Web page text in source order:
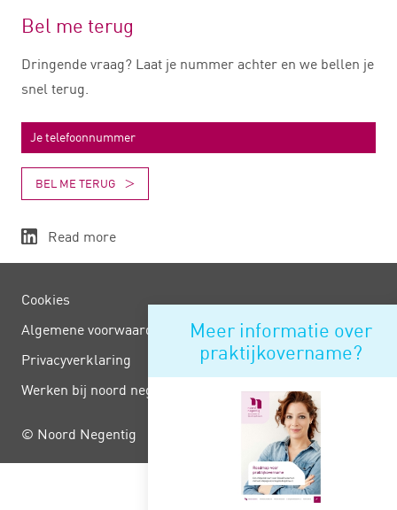
Meer informatie over
praktijkovername?
Bel me terug
Dringende vraag? Laat je nummer achter en we bellen je
snel terug.
BEL ME TERUG
Read more
Cookies
Algemene voorwaarden
Privacy­verklaring
Werken bij noord negentig
© Noord Negentig